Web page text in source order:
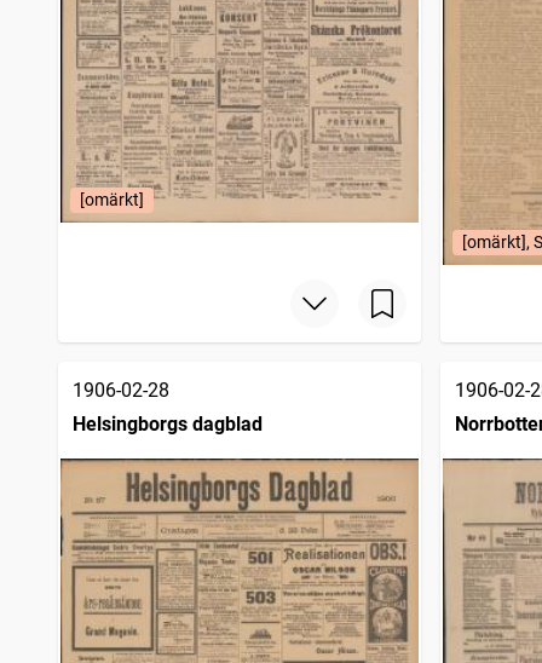
[omärkt]
[omärkt],
1906-02-28
Helsingborgs dagblad
1906-02-